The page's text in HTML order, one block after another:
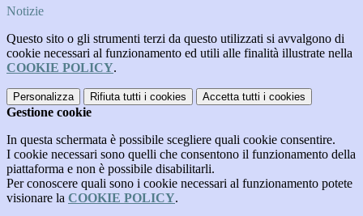
Notizie
Questo sito o gli strumenti terzi da questo utilizzati si avvalgono di
cookie necessari al funzionamento ed utili alle finalità illustrate nella
COOKIE POLICY.
Personalizza Rifiuta tutti i cookies Accetta tutti i cookies
Gestione cookie
In questa schermata è possibile scegliere quali cookie consentire.
I cookie necessari sono quelli che consentono il funzionamento della
piattaforma e non è possibile disabilitarli.
Per conoscere quali sono i cookie necessari al funzionamento potete
visionare la COOKIE POLICY.